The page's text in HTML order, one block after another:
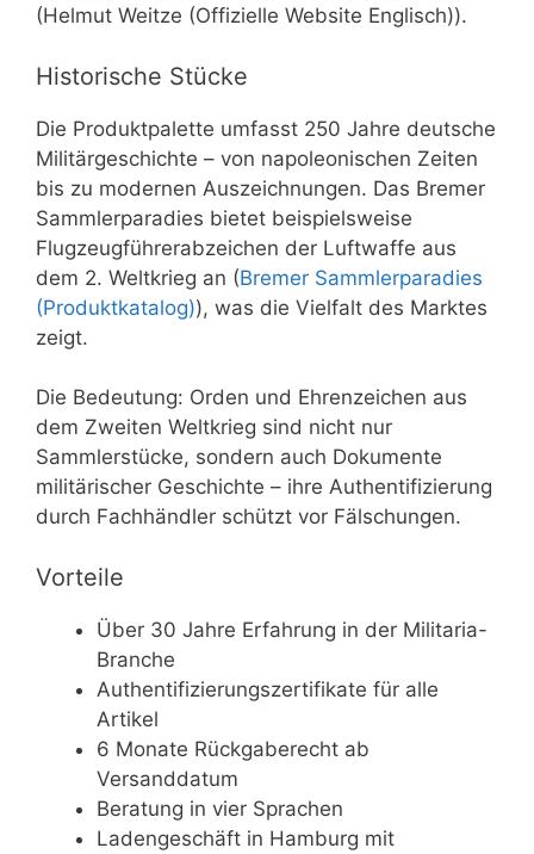
(Helmut Weitze (Offizielle Website Englisch)).
Historische Stücke
Die Produktpalette umfasst 250 Jahre deutsche
Militärgeschichte – von napoleonischen Zeiten
bis zu modernen Auszeichnungen. Das Bremer
Sammlerparadies bietet beispielsweise
Flugzeugführerabzeichen der Luftwaffe aus
dem 2. Weltkrieg an (Bremer Sammlerparadies
(Produktkatalog)), was die Vielfalt des Marktes
zeigt.
Die Bedeutung: Orden und Ehrenzeichen aus
dem Zweiten Weltkrieg sind nicht nur
Sammlerstücke, sondern auch Dokumente
militärischer Geschichte – ihre Authentifizierung
durch Fachhändler schützt vor Fälschungen.
Vorteile
Über 30 Jahre Erfahrung in der Militaria-
Branche
Authentifizierungszertifikate für alle
Artikel
6 Monate Rückgaberecht ab
Versanddatum
Beratung in vier Sprachen
Ladengeschäft in Hamburg mit